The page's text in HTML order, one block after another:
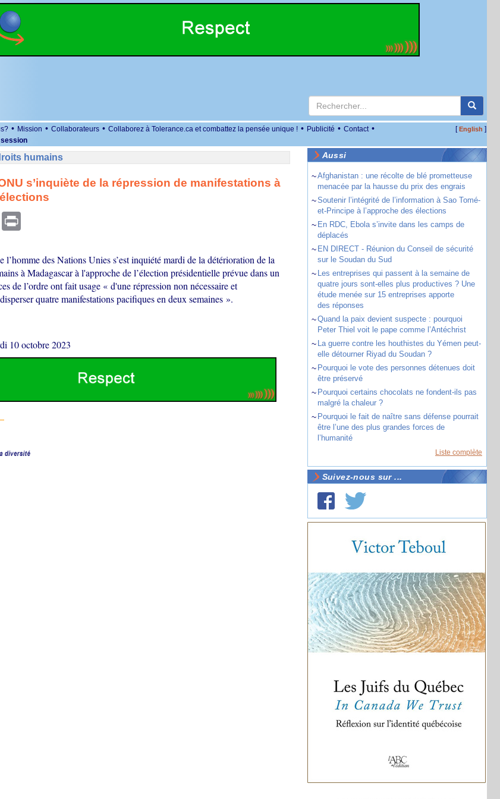
• Mission • Collaborateurs • Collaborez à Tolerance.ca et combattez la pensée unique ! • Publicité • Contact • [English ]
humains
s’inquiète de la répression de manifestations à
Print
l’homme des Nations Unies s’est inquiété mardi de la détérioration de la
à Madagascar à l'approche de l’élection présidentielle prévue dans un
de l’ordre ont fait usage « d'une répression non nécessaire et
quatre manifestations pacifiques en deux semaines ».
10 octobre 2023
Aussi
~Afghanistan : une récolte de blé prometteuse
menacée par la hausse du prix des engrais
~Soutenir l’intégrité de l’information à Sao Tomé-
et-Principe à l’approche des élections
~ En RDC, Ebola s’invite dans les camps de
déplacés
~ EN DIRECT - Réunion du Conseil de sécurité
sur le Soudan du Sud
~ Les entreprises qui passent à la semaine de
quatre jours sont-elles plus productives ? Une
étude menée sur 15 entreprises apporte
des réponses
~Quand la paix devient suspecte : pourquoi
Peter Thiel voit le pape comme l’Antéchrist
~ La guerre contre les houthistes du Yémen peut-
elle détourner Riyad du Soudan ?
~ Pourquoi le vote des personnes détenues doit
être préservé
~ Pourquoi certains chocolats ne fondent-ils pas
malgré la chaleur ?
~ Pourquoi le fait de naître sans défense pourrait
être l’une des plus grandes forces de
l’humanité
Liste complète
Suivez-nous sur ...